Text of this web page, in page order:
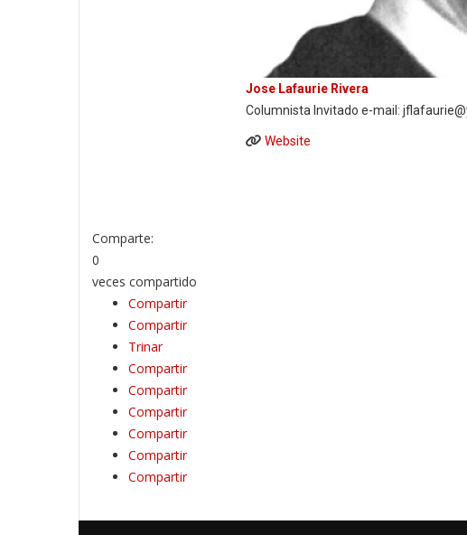
Jose Lafaurie Rivera
Columnista Invitado e-mail:
Website
Comparte:
0
veces compartido
Compartir
Compartir
Trinar
Compartir
Compartir
Compartir
Compartir
Compartir
Compartir